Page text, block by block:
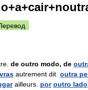
de outro modo, de
autrement dit. outra
ailleurs. por outro lado